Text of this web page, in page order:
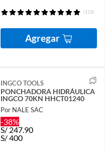
(113)
Agregar
INGCO TOOLS
PONCHADORA HIDRÁULICA
INGCO 70KN HHCT01240
Por NALE SAC
-38%
S/247.90
S/400